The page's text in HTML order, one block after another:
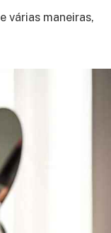
várias maneiras,